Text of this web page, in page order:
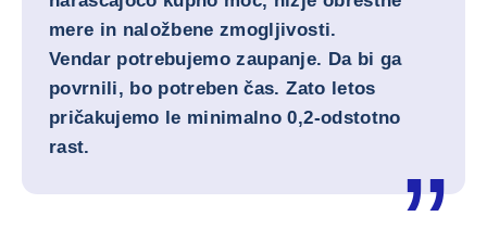
mere in naložbene zmogljivosti.
Vendar potrebujemo zaupanje. Da bi ga
povrnili, bo potreben čas. Zato letos
pričakujemo le minimalno 0,2-odstotno
rast.